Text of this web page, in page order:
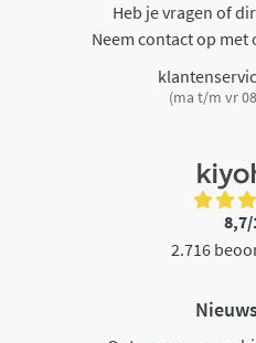
Heb je vragen of
Neem contact op met
(ma t/m vr
8,7/
2.716